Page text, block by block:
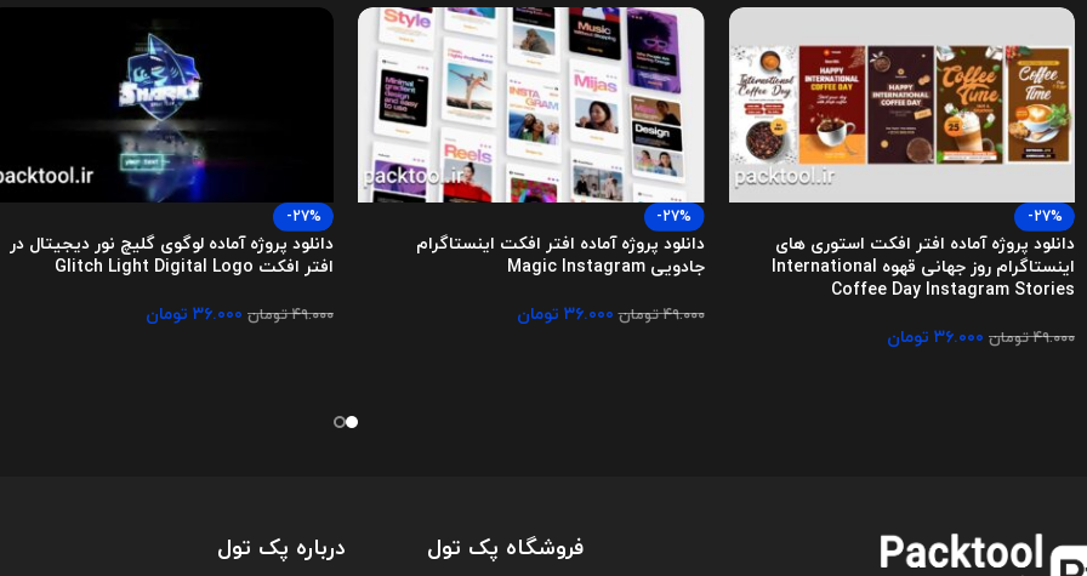
-27%
دانلود پروژه آماده افتر افکت استوری های
اینستاگرام روز جهانی قهوه International
Coffee Day Instagram Stories
۴۹.۰۰۰تومان ۳۶.۰۰۰ تومان
-27%
دانلود پروژه آماده افتر افکت اینستاگرام
جادویی Magic Instagram
۴۹.۰۰۰تومان ۳۶.۰۰۰ تومان
-27%
دانلود پروژه آماده لوگوی گلیچ نور دیجیتال در
افتر افکت Glitch Light Digital Logo
۴۹.۰۰۰تومان ۳۶.۰۰۰ تومان
فروشگاه پک تول
درباره پک تول